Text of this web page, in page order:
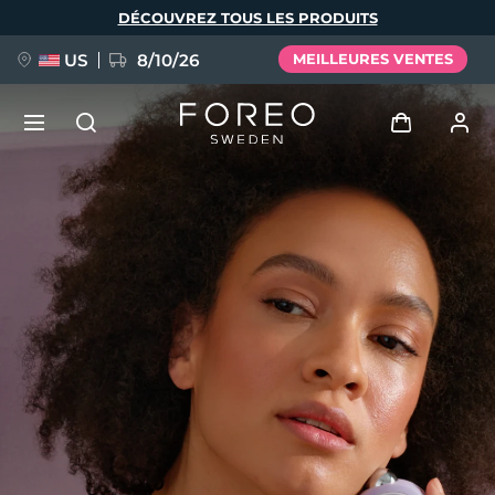
DÉCOUVREZ TOUS LES PRODUITS
US 8/10/26 MEILLEURES VENTES
Se connecter
Profil de l'utilisateur
Mes appareils
Mes commandes
Mes adresses
Mes abonnements
NOUVEAU
FAQ™ Pure Beauty-Tech Elixir
BREAKING NEWS
issa™ Teeth Whitening Set
Langue
English Deutsch
Español
Français
Italiano
Português
Polski
Svenska
Русский
Türkçe
简体中文 繁體中文